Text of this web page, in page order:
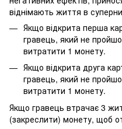
віднімають життя в
Якщо відкрита перша
гравець, який не
витратити 1 монету.
Якщо відкрита друга
гравець, який не
витратити 1 монету.
Якщо гравець втрачає 3
(закреслити) монету, щоб